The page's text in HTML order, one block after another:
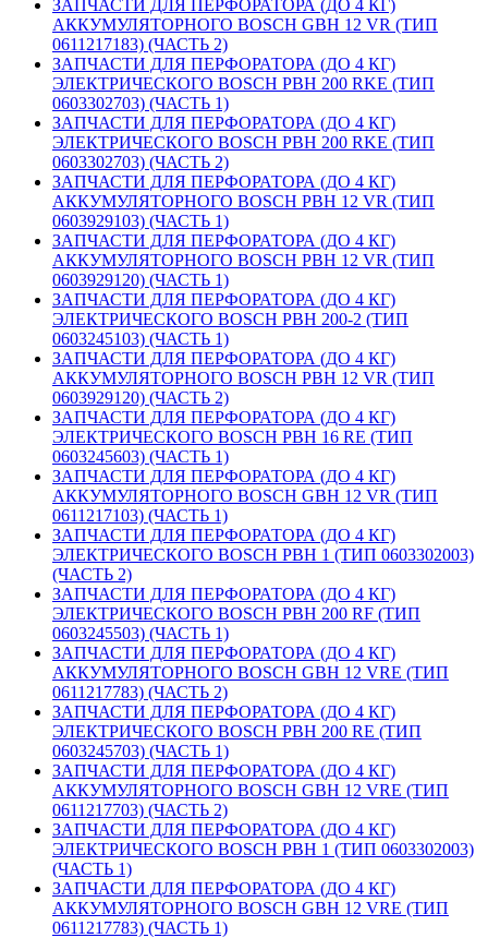
ЗАПЧАСТИ ДЛЯ ПЕРФОРАТОРА (ДО 4 КГ)
АККУМУЛЯТОРНОГО BOSCH GBH 12 VR (ТИП
0611217183) (ЧАСТЬ 2)
ЗАПЧАСТИ ДЛЯ ПЕРФОРАТОРА (ДО 4 КГ)
ЭЛЕКТРИЧЕСКОГО BOSCH PBH 200 RKE (ТИП
0603302703) (ЧАСТЬ 1)
ЗАПЧАСТИ ДЛЯ ПЕРФОРАТОРА (ДО 4 КГ)
ЭЛЕКТРИЧЕСКОГО BOSCH PBH 200 RKE (ТИП
0603302703) (ЧАСТЬ 2)
ЗАПЧАСТИ ДЛЯ ПЕРФОРАТОРА (ДО 4 КГ)
АККУМУЛЯТОРНОГО BOSCH PBH 12 VR (ТИП
0603929103) (ЧАСТЬ 1)
ЗАПЧАСТИ ДЛЯ ПЕРФОРАТОРА (ДО 4 КГ)
АККУМУЛЯТОРНОГО BOSCH PBH 12 VR (ТИП
0603929120) (ЧАСТЬ 1)
ЗАПЧАСТИ ДЛЯ ПЕРФОРАТОРА (ДО 4 КГ)
ЭЛЕКТРИЧЕСКОГО BOSCH PBH 200-2 (ТИП
0603245103) (ЧАСТЬ 1)
ЗАПЧАСТИ ДЛЯ ПЕРФОРАТОРА (ДО 4 КГ)
АККУМУЛЯТОРНОГО BOSCH PBH 12 VR (ТИП
0603929120) (ЧАСТЬ 2)
ЗАПЧАСТИ ДЛЯ ПЕРФОРАТОРА (ДО 4 КГ)
ЭЛЕКТРИЧЕСКОГО BOSCH PBH 16 RE (ТИП
0603245603) (ЧАСТЬ 1)
ЗАПЧАСТИ ДЛЯ ПЕРФОРАТОРА (ДО 4 КГ)
АККУМУЛЯТОРНОГО BOSCH GBH 12 VR (ТИП
0611217103) (ЧАСТЬ 1)
ЗАПЧАСТИ ДЛЯ ПЕРФОРАТОРА (ДО 4 КГ)
ЭЛЕКТРИЧЕСКОГО BOSCH PBH 1 (ТИП 0603302003)
(ЧАСТЬ 2)
ЗАПЧАСТИ ДЛЯ ПЕРФОРАТОРА (ДО 4 КГ)
ЭЛЕКТРИЧЕСКОГО BOSCH PBH 200 RF (ТИП
0603245503) (ЧАСТЬ 1)
ЗАПЧАСТИ ДЛЯ ПЕРФОРАТОРА (ДО 4 КГ)
АККУМУЛЯТОРНОГО BOSCH GBH 12 VRE (ТИП
0611217783) (ЧАСТЬ 2)
ЗАПЧАСТИ ДЛЯ ПЕРФОРАТОРА (ДО 4 КГ)
ЭЛЕКТРИЧЕСКОГО BOSCH PBH 200 RE (ТИП
0603245703) (ЧАСТЬ 1)
ЗАПЧАСТИ ДЛЯ ПЕРФОРАТОРА (ДО 4 КГ)
АККУМУЛЯТОРНОГО BOSCH GBH 12 VRE (ТИП
0611217703) (ЧАСТЬ 2)
ЗАПЧАСТИ ДЛЯ ПЕРФОРАТОРА (ДО 4 КГ)
ЭЛЕКТРИЧЕСКОГО BOSCH PBH 1 (ТИП 0603302003)
(ЧАСТЬ 1)
ЗАПЧАСТИ ДЛЯ ПЕРФОРАТОРА (ДО 4 КГ)
АККУМУЛЯТОРНОГО BOSCH GBH 12 VRE (ТИП
0611217783) (ЧАСТЬ 1)